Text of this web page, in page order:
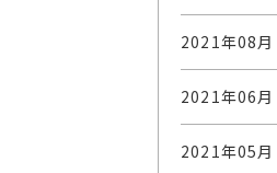
2021年08月
2021年06月
2021年05月